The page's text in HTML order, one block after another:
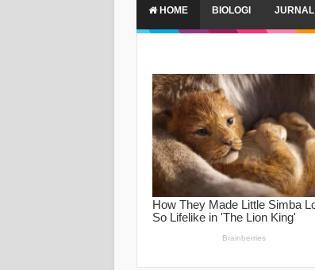
HOME BIOLOGI JURNAL